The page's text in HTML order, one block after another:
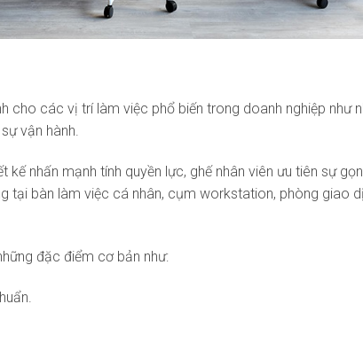
cho các vị trí làm việc phổ biến trong doanh nghiệp như
vận hành.
nhấn mạnh tính quyền lực, ghế nhân viên ưu tiên sự
tại bàn làm việc cá nhân, cụm workstation, phòng giao
đặc điểm cơ bản như: